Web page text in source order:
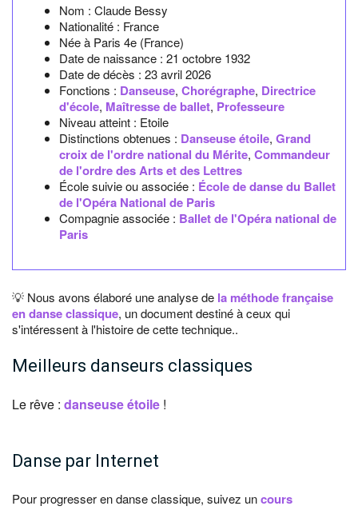
Nom : Claude Bessy
Nationalité : France
Née à Paris 4e (France)
Date de naissance : 21 octobre 1932
Date de décès : 23 avril 2026
Fonctions : Danseuse, Chorégraphe, Directrice
d'école, Maîtresse de ballet, Professeure
Niveau atteint : Etoile
Distinctions obtenues : Danseuse étoile, Grand
croix de l'ordre national du Mérite, Commandeur
de l'ordre des Arts et des Lettres
École suivie ou associée : École de danse du Ballet
de l'Opéra National de Paris
Compagnie associée : Ballet de l'Opéra national de
Paris
💡 Nous avons élaboré une analyse de la méthode française
en danse classique, un document destiné à ceux qui
s'intéressent à l'histoire de cette technique..
Meilleurs danseurs classiques
Le rêve : danseuse étoile !
Danse par Internet
Pour progresser en danse classique, suivez uncours